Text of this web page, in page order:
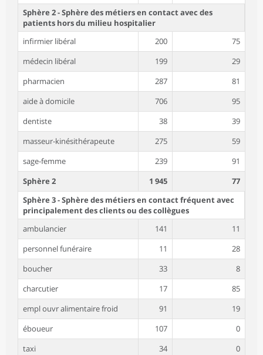
Sphère 2 - Sphère des métiers en contact avec des
patients hors du milieu hospitalier
infirmier libéral
200
75
médecin libéral
199
29
pharmacien
287
81
aide à domicile
706
95
dentiste
38
39
masseur-kinésithérapeute
275
59
sage-femme
239
91
Sphère 2
1 945
77
Sphère 3 - Sphère des métiers en contact fréquent avec
principalement des clients ou des collègues
ambulancier
141
11
personnel funéraire
11
28
boucher
33
8
charcutier
17
85
empl ouvr alimentaire froid
91
19
éboueur
107
0
taxi
34
0